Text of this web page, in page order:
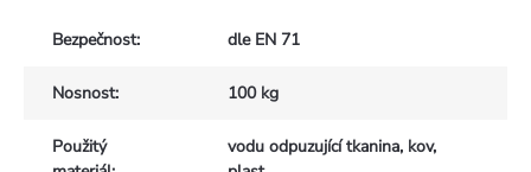
Bezpečnost: dle EN 71
Nosnost: 100 kg
Použitý
vodu odpuzující tkanina, kov,